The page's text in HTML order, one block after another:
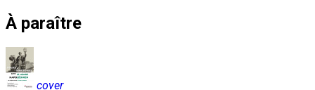
À paraître
cover